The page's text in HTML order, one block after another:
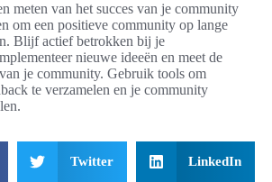
meten van het succes van je community
om een positieve community op lange
Blijf actief betrokken bij je
nieuwe ideeën en meet de
je community. Gebruik tools om
te verzamelen en je community
Twitter LinkedIn